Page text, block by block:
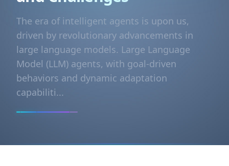
The era of intelligent agents is upon us,
driven by revolutionary advancements in
large language models. Large Language
Model (LLM) agents, with goal-driven
behaviors and dynamic adaptation
capabiliti...